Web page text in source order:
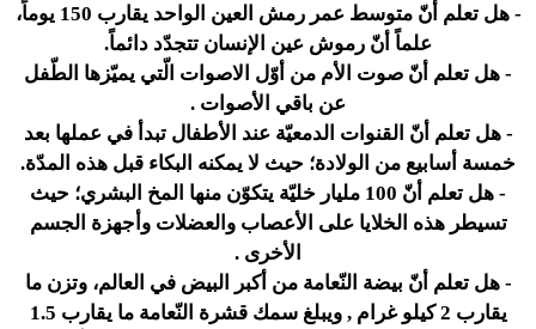
-
هل تعلم أنّ متوسط عمر رمش العين الواحد يقارب 150 يوماً،
علماً أنّ رموش عين الإنسان تتجدّد دائماً.
- هل تعلم أنّ صوت الأم من أوّل الاصوات الّتي يميّزها الطّفل
عن باقي الأصوات .
-هل تعلم أنّ القنوات الدمعيّة عند الأطفال تبدأ في عملها بعد
خمسة أسابيع من الولادة؛ حيث لا يمكنه البكاء قبل هذه المدّة.
-
هل تعلم أنّ 100 مليار خليّة يتكوّن منها المخ البشري؛ حيث
تسيطر هذه الخلايا على الأعصاب والعضلات وأجهزة الجسم
الأخرى .
-هل تعلم أنّ بيضة النّعامة من أكبر البيض في العالم، وتزن ما
يقارب 2 كيلو غرام , ويبلغ سمك قشرة النّعامة ما يقارب 1.5